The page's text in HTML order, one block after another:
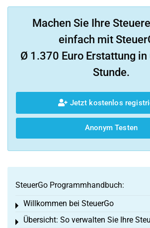
Machen Sie Ihre
einfach mit
Ø 1.370 Euro Erstattung
Stunde.
Jetzt kostenlos
Anonym Testen
SteuerGo Programmhandbuch:
Willkommen bei SteuerGo
Toggle menu
Übersicht: So verwalten Sie Ihre
Toggle menu